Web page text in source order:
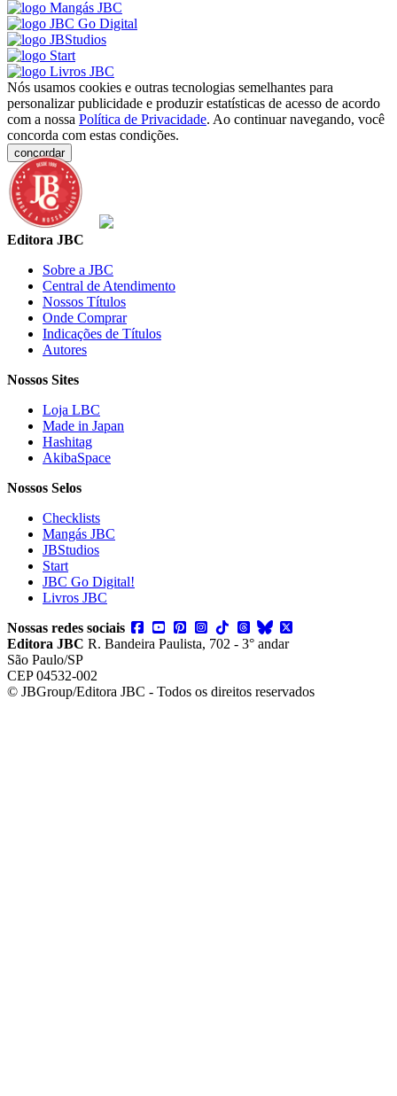
Nós usamos cookies e outras tecnologias semelhantes para
personalizar publicidade e produzir estatísticas de acesso de acordo
com a nossa Política de Privacidade. Ao continuar navegando, você
concorda com estas condições.
concordar
Editora JBC
Sobre a JBC
Central de Atendimento
Nossos Títulos
Onde Comprar
Indicações de Títulos
Autores
Nossos Sites
Loja LBC
Made in Japan
Hashitag
AkibaSpace
Nossos Selos
Checklists
Mangás JBC
JBStudios
Start
JBC Go Digital!
Livros JBC
Nossas redes sociais
Editora JBC R. Bandeira Paulista, 702 - 3° andar
São Paulo/SP
CEP 04532-002
© JBGroup/Editora JBC - Todos os direitos reservados